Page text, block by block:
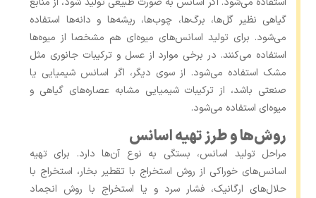
گیاهی نظیر گل‌ها، برگ‌ها، چوب‌ها، ریشه‌ها و دانه‌ها استفاده
می‌شود. برای تولید اسانس‌های میوه‌ای هم مشخصا از میوه‌ها
استفاده می‌کنند. در برخی موارد از عسل و ترکیبات جانوری مثل
مشک استفاده می‌شود. از سوی دیگر، اگر اسانس شیمیایی یا
صنعتی باشد، از ترکیبات شیمیایی مشابه عصاره‌های گیاهی و
میوه‌ای استفاده می‌شود.
روش‌ها و طرز تهیه اسانس‌
مراحل تولید اسانس، بستگی به نوع آن‌ها دارد. برای تهیه
اسانس‌های خوراکی از روش استخراج با تقطیر بخار، استخراج با
حلال‌های ارگانیک، فشار سرد و یا استخراج با روش انجماد